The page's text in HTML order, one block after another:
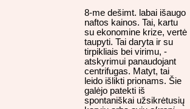
8-me dešimt. labai išaugo
naftos kainos. Tai, kartu
su ekonomine krize, vertė
taupyti. Tai daryta ir su
tirpikliais bei virimu, -
atskyrimui panaudojant
centrifugas. Matyt, tai
leido išlikti prionams. Šie
galėjo patekti iš
spontaniškai užsikrėtusių